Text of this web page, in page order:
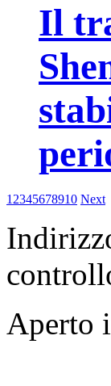
Il
1 2345678910 Next
Aperto